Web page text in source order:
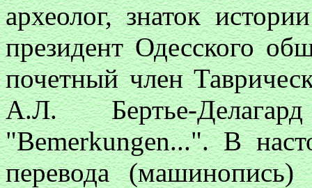
археолог, знаток
президент Одесского
почетный член
А.Л. Бертье-
"Bemerkungen...". В
перевода